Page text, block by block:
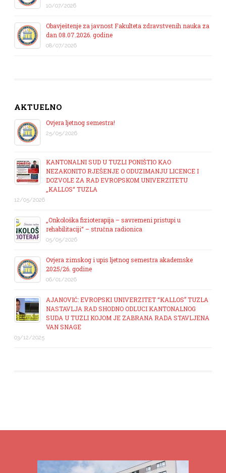
10/07/2026
Obavještenje za javnost Fakulteta zdravstvenih nauka za
dan 08.07.2026. godine
08/07/2026
AKTUELNO
Ovjera ljetnog semestra!
25/05/2026
KANTONALNI SUD U TUZLI PONIŠTIO KAO
NEZAKONITO RJEŠENJE O ODUZIMANJU LICENCE I
DOZVOLE ZA RAD EVROPSKOM UNIVERZITETU
„KALLOS“ TUZLA
12/05/2026
„Onkološka fizioterapija – savremeni pristupi u
rehabilitaciji“ – stručna radionica
05/05/2026
Ovjera zimskog i upis ljetnog semestra akademske
2025/26. godine
06/01/2026
AJANOVIĆ: EVROPSKI UNIVERZITET “KALLOS” TUZLA
NASTAVLJA RAD SHODNO ODLUCI KANTONALNOG
SUDA U TUZLI KOJOM JE ZABRANA RADA STAVLJENA
VAN SNAGE
03/12/2025